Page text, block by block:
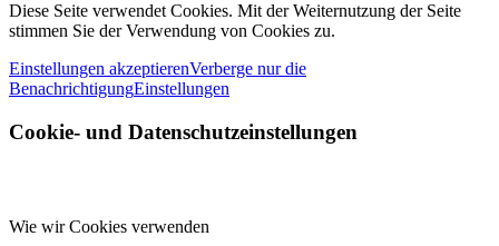
Diese Seite verwendet Cookies. Mit der Weiternutzung der Seite
stimmen Sie der Verwendung von Cookies zu.
Einstellungen akzeptierenVerberge nur die
BenachrichtigungEinstellungen
Cookie- und Datenschutzeinstellungen
Wie wir Cookies verwenden